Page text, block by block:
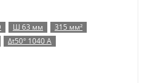
Ш 63 мм
315 мм²
Δt50° 1040 А